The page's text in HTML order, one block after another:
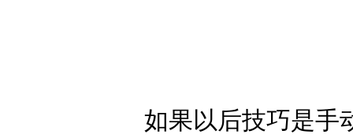
如果以后技巧是手